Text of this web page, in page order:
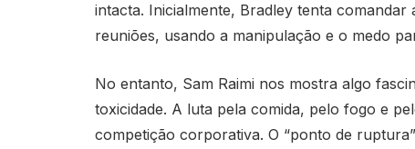
intacta. Inicialmente, Bradley tenta
reuniões, usando a manipulação e o medo
No entanto, Sam Raimi nos mostra algo
toxicidade. A luta pela comida, pelo fogo e
competição corporativa. O “ponto de